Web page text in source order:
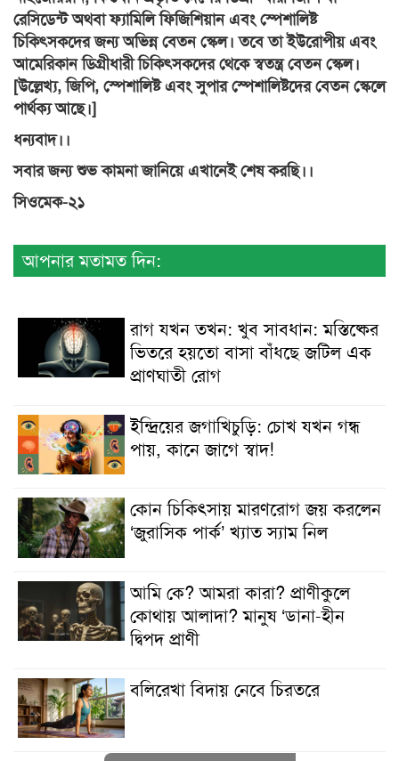
রেসিডেন্ট অথবা ফ্যামিলি ফিজিশিয়ান এবং স্পেশালিষ্ট
চিকিৎসকদের জন্য অভিন্ন বেতন স্কেল। তবে তা ইউরোপীয় এবং
আমেরিকান ডিগ্রীধারী চিকিৎসকদের থেকে স্বতন্ত্র বেতন স্কেল।
[উল্লেখ্য, জিপি, স্পেশালিষ্ট এবং সুপার স্পেশালিষ্টদের বেতন স্কেলে
পার্থক্য আছে।]
ধন্যবাদ।।
সবার জন্য শুভ কামনা জানিয়ে এখানেই শেষ করছি।।
সিওমেক-২১
আপনার মতামত দিন:
রাগ যখন তখন: খুব সাবধান: মস্তিষ্কের
ভিতরে হয়তো বাসা বাঁধছে জটিল এক
প্রাণঘাতী রোগ
ইন্দ্রিয়ের জগাখিচুড়ি: চোখ যখন গন্ধ
পায়, কানে জাগে স্বাদ!
কোন চিকিৎসায় মারণরোগ জয় করলেন
‘জুরাসিক পার্ক’ খ্যাত স্যাম নিল
আমি কে? আমরা কারা? প্রাণীকুলে
কোথায় আলাদা? মানুষ ‘ডানা-হীন
দ্বিপদ প্রাণী
বলিরেখা বিদায় নেবে চিরতরে